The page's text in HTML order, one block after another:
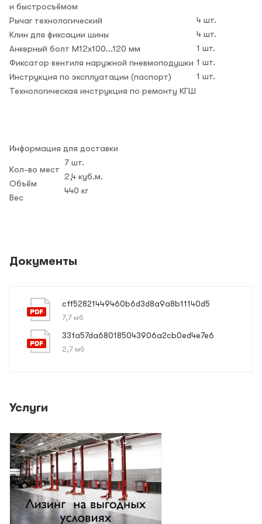
и быстросъёмом
Рычаг технологический
Клин для фиксации шины
Анкерный болт М12х100...120 мм
Фиксатор вентиля наружной пневмоподушки
Инструкция по эксплуатации (паспорт)
Технологическая инструкция по ремонту КГШ
4 шт.
4 шт.
1 шт.
1 шт.
1 шт.
Информация для доставки
Кол-во мест
Объём
Вес
7 шт.
2,4 куб.м.
440 кг
Документы
cff52821449460b6d3d8a9a8b11140d5
7,7 мб
33fa57da680185043906a2cb0ed4e7e6
2,7 мб
Услуги